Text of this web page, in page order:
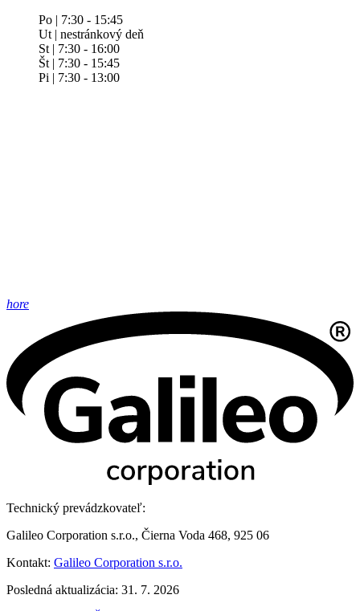
Po | 7:30 - 15:45
Ut | nestránkový deň
St | 7:30 - 16:00
Št | 7:30 - 15:45
Pi | 7:30 - 13:00
hore
Technický prevádzkovateľ:
Galileo Corporation s.r.o., Čierna Voda 468, 925 06
Kontakt: Galileo Corporation s.r.o.
Posledná aktualizácia: 31. 7. 2026